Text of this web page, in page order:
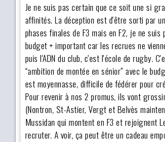
Je ne suis pas certain que ce soit une si
affinités. La déception est d'être sorti par
phases finales de F3 mais en F2, je ne
budget + important car les recrues ne
puis l'ADN du club, c'est l'école de rugby.
“ambition de montée en sénior” avec le
est moyennasse, difficile de fédérer pour
Pour revenir à nos 2 promus, ils vont
(Nontron, St-Astier, Vergt et Belvès
Mussidan qui montent en F3 et rejoignent
recruter. A voir, ça peut être un cadeau